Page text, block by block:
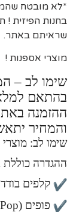
*לא מובטח
בחנות הפיזית !
שראיתם באתר.
מוצרי אספנות !
שימו לב –
בהתאם
ההזמנה
והמחיר
שימו לב:
ההגדרה כוללת
קלפים
פופים (Funko Pop)